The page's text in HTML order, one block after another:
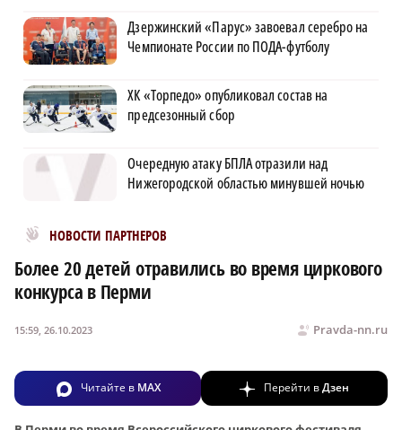
Дзержинский «Парус» завоевал серебро на
Чемпионате России по ПОДА-футболу
ХК «Торпедо» опубликовал состав на
предсезонный сбор
Очередную атаку БПЛА отразили над
Нижегородской областью минувшей ночью
НОВОСТИ ПАРТНЕРОВ
Новости МирТесен
Более 20 детей отравились во время циркового
конкурса в Перми
Pravda-nn.ru
15:59, 26.10.2023
Читайте в MAX Перейти вДзен